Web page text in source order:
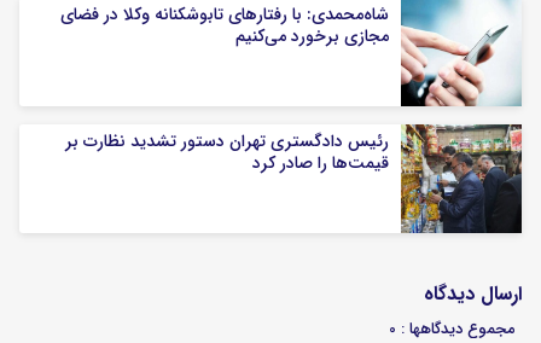
شاه‌محمدی: با رفتارهای تابوشکنانه وکلا در فضای
مجازی برخورد می‌کنیم
رئیس دادگستری تهران دستور تشدید نظارت بر
قیمت‌ها را صادر کرد
ارسال دیدگاه
مجموع دیدگاهها : 0